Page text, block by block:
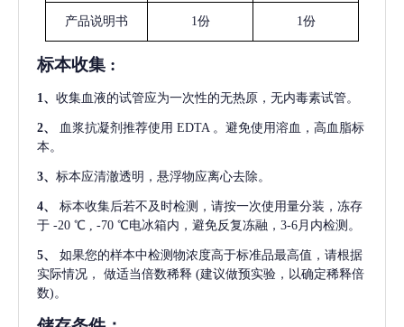
产品说明书 1份 1份
标本收集 :
1 、 收集血液的试管应为一次性的无热原，无内毒素试管。
2、 血浆抗凝剂推荐使用 EDTA 。避免使用溶血，高血脂标
本。
3、 标本应清澈透明，悬浮物应离心去除。
4、
标本收集后若不及时检测，请按一次使用量分装，冻存
于 -20 ℃ , -70 ℃电冰箱内，避免反复冻融，3-6月内检测。
5、
如果您的样本中检测物浓度高于标准品最高值，请根据
实际情况，
做适当倍数稀释 (建议做预实验，以确定稀释倍
数)。